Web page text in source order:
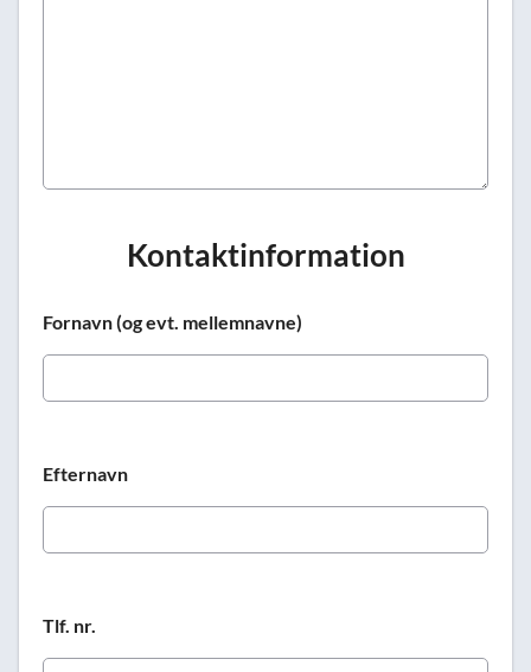
Kontaktinformation
Fornavn (og evt. mellemnavne)
Efternavn
Tlf. nr.